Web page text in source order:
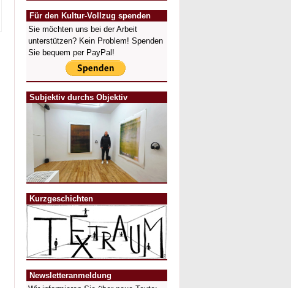
Für den Kultur-Vollzug spenden
Sie möchten uns bei der Arbeit
unterstützen? Kein Problem! Spenden
Sie bequem per PayPal!
Subjektiv durchs Objektiv
Kurzgeschichten
Newsletteranmeldung